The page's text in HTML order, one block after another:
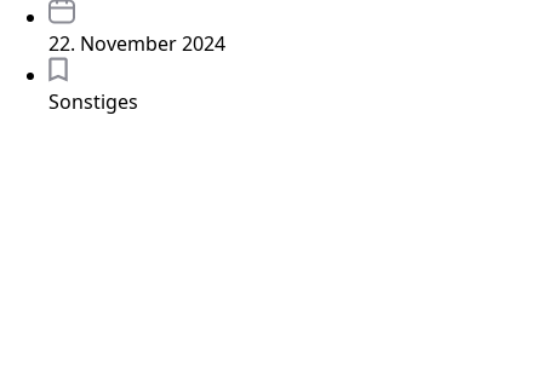
22. November 2024
Sonstiges